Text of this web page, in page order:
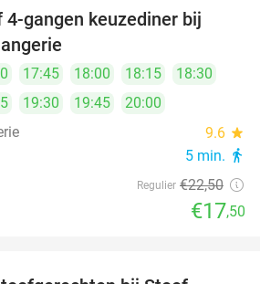
gangen keuzediner bij
17:45 18:00 18:15
18:30
19:30 19:45
20:00
9.6 star
5 min. directions_walk
Regulier €22,50
€17,50